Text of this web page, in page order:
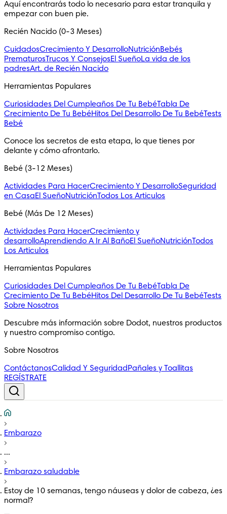
Aquí encontrarás todo lo necesario para estar tranquila y
empezar con buen pie.
Recién Nacido (0-3 Meses)
CuidadosCrecimiento Y DesarrolloNutriciónBebés
PrematurosTrucos Y ConsejosEl SueñoLa vida de los
padresArt. de Recién Nacido
Herramientas Populares
Curiosidades Del Cumpleaños De Tu BebéTabla De
Crecimiento De Tu BebéHitos Del Desarrollo De Tu BebéTests
Bebé
Conoce los secretos de esta etapa, lo que tienes por
delante y cómo afrontarlo.
Bebé (3-12 Meses)
Actividades Para HacerCrecimiento Y DesarrolloSeguridad
en CasaEl SueñoNutriciónTodos Los Articulos
Bebé (Más De 12 Meses)
Actividades Para HacerCrecimiento y
desarrolloAprendiendo A Ir Al BañoEl SueñoNutriciónTodos
Los Articulos
Herramientas Populares
Curiosidades Del Cumpleaños De Tu BebéTabla De
Crecimiento De Tu BebéHitos Del Desarrollo De Tu BebéTests
Sobre Nosotros
Descubre más información sobre Dodot, nuestros productos
y nuestro compromiso contigo.
Sobre Nosotros
ContáctanosCalidad Y Seguridad Pañales y Toallitas
REGÍSTRATE
Embarazo
...
Embarazo saludable
Estoy de 10 semanas, tengo náuseas y dolor de cabeza, ¿es
normal?